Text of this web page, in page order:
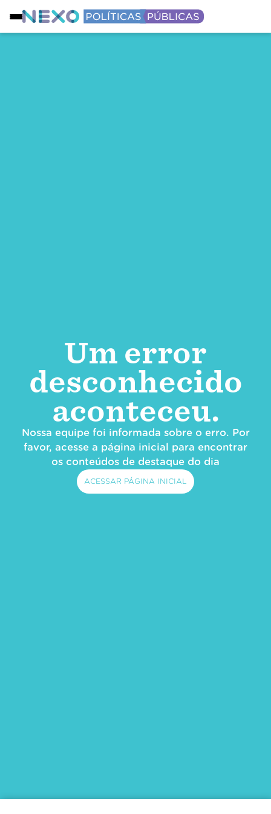
Um error
desconhecido
aconteceu.
Nossa equipe foi informada sobre o erro. Por
favor, acesse a página inicial para encontrar
os conteúdos de destaque do dia
ACESSAR PÁGINA INICIAL